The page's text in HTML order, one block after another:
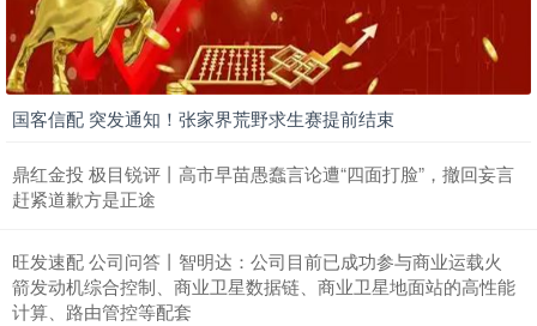
国客信配 突发通知！张家界荒野求生赛提前结束
鼎红金投 极目锐评丨高市早苗愚蠢言论遭“四面打脸”，撤回妄言
赶紧道歉方是正途
旺发速配 公司问答丨智明达：公司目前已成功参与商业运载火
箭发动机综合控制、商业卫星数据链、商业卫星地面站的高性能
计算、路由管控等配套